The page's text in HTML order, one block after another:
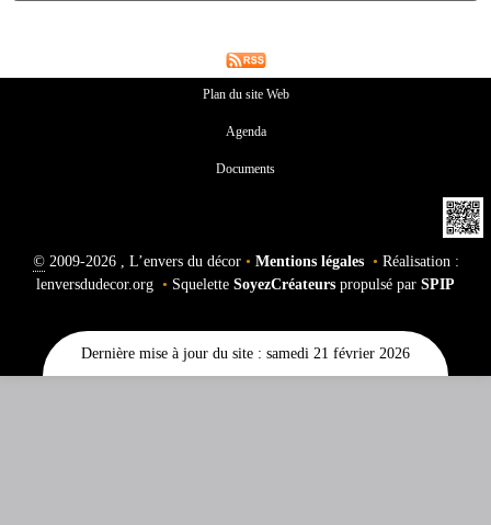
Plan du site Web
Agenda
Documents
©2009-2026 , L’envers du décor • Mentions légales • Réalisation :
lenversdudecor.org • Squelette SoyezCréateurs propulsé par SPIP
Dernière mise à jour du site : samedi 21 février 2026